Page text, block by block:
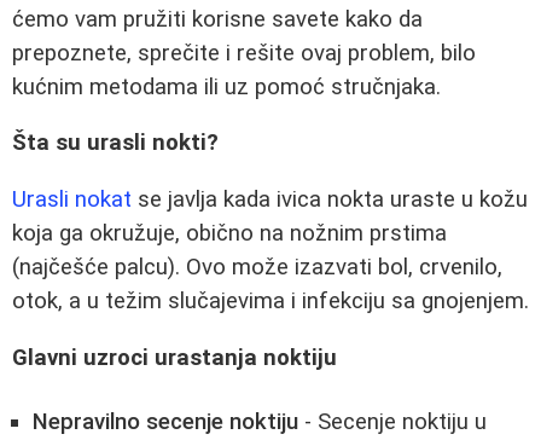
ćemo vam pružiti korisne savete kako da
prepoznete, sprečite i rešite ovaj problem, bilo
kućnim metodama ili uz pomoć stručnjaka.
Šta su urasli nokti?
Urasli nokat se javlja kada ivica nokta uraste u kožu
koja ga okružuje, obično na nožnim prstima
(najčešće palcu). Ovo može izazvati bol, crvenilo,
otok, a u težim slučajevima i infekciju sa gnojenjem.
Glavni uzroci urastanja noktiju
Nepravilno secenje noktiju - Secenje noktiju u